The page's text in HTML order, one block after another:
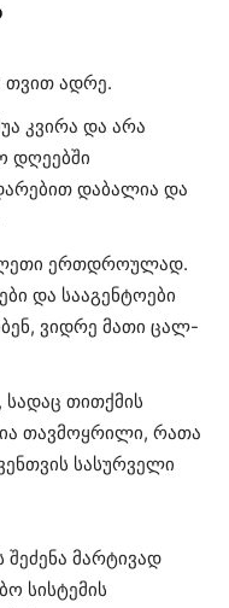
თვით ადრე.
კვირა და არა
დღეებში
დაბალია და
ერთდროულად.
და სააგენტოები
ვიდრე მათი ცალ-
სადაც თითქმის
თავმოყრილი, რათა
სასურველი
შეძენა მარტივად
სისტემის